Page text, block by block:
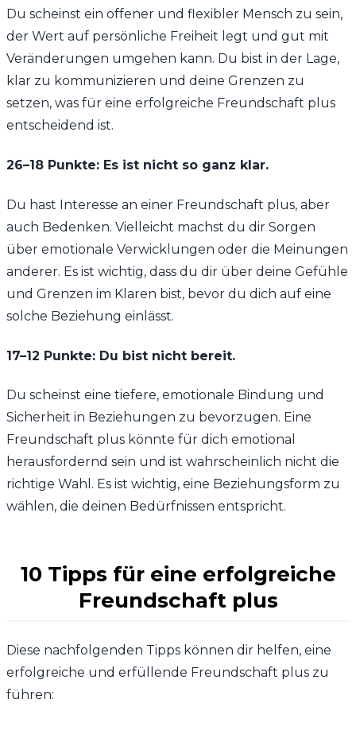
Du scheinst ein offener und flexibler Mensch zu sein,
der Wert auf persönliche Freiheit legt und gut mit
Veränderungen umgehen kann. Du bist in der Lage,
klar zu kommunizieren und deine Grenzen zu
setzen, was für eine erfolgreiche Freundschaft plus
entscheidend ist.
26–18 Punkte: Es ist nicht so ganz klar.
Du hast Interesse an einer Freundschaft plus, aber
auch Bedenken. Vielleicht machst du dir Sorgen
über emotionale Verwicklungen oder die Meinungen
anderer. Es ist wichtig, dass du dir über deine Gefühle
und Grenzen im Klaren bist, bevor du dich auf eine
solche Beziehung einlässt.
17–12 Punkte: Du bist nicht bereit.
Du scheinst eine tiefere, emotionale Bindung und
Sicherheit in Beziehungen zu bevorzugen. Eine
Freundschaft plus könnte für dich emotional
herausfordernd sein und ist wahrscheinlich nicht die
richtige Wahl. Es ist wichtig, eine Beziehungsform zu
wählen, die deinen Bedürfnissen entspricht.
10 Tipps für eine erfolgreiche
Freundschaft plus
Diese nachfolgenden Tipps können dir helfen, eine
erfolgreiche und erfüllende Freundschaft plus zu
führen: